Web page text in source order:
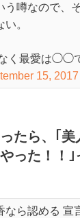
う噂なので、
。
く最愛は◯◯
15, 2017
たら、｢
った！！｣
ら認める 宣